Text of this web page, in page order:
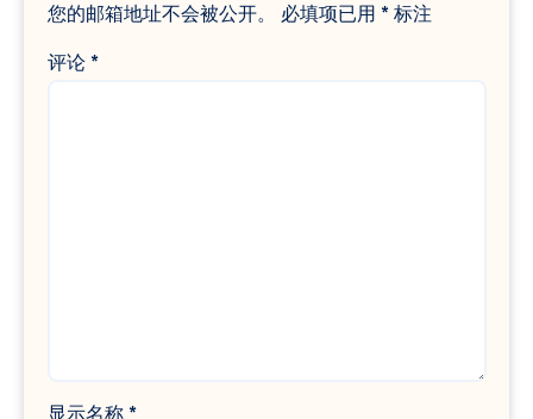
您的邮箱地址不会被公开。 必填项已用 *标注
评论 *
显示名称 *